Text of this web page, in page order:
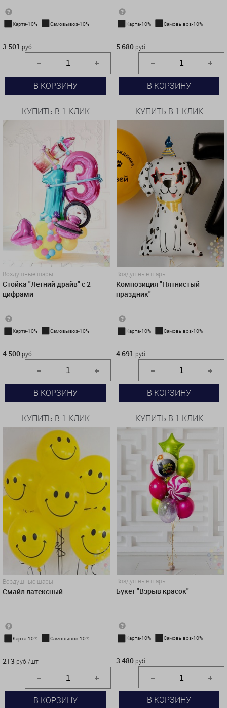
Карта-10% Самовывоз-10%
3 501 руб.
В КОРЗИНУ
КУПИТЬ В 1 КЛИК
Карта-10% Самовывоз-10%
5 680 руб.
В КОРЗИНУ
КУПИТЬ В 1 КЛИК
Воздушные шары
Стойка "Летний драйв" с 2
цифрами
Карта-10% Самовывоз-10%
4 500 руб.
В КОРЗИНУ
КУПИТЬ В 1 КЛИК
Воздушные шары
Композиция "Пятнистый
праздник"
Карта-10% Самовывоз-10%
4 691 руб.
В КОРЗИНУ
КУПИТЬ В 1 КЛИК
Воздушные шары
Смайл латексный
Карта-10% Самовывоз-10%
213 руб./шт
В КОРЗИНУ
Воздушные шары
Букет "Взрыв красок"
Карта-10% Самовывоз-10%
3 480 руб.
В КОРЗИНУ